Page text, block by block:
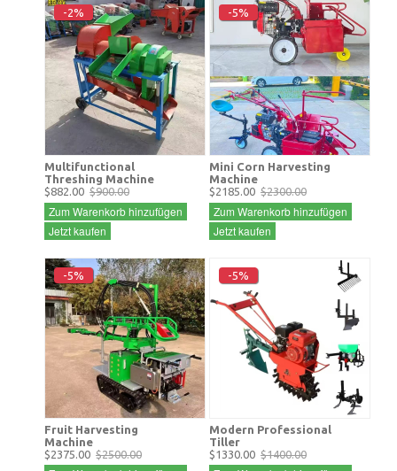
-2%
Multifunctional
Threshing Machine
$882.00 $900.00
Zum Warenkorb hinzufügen
Jetzt kaufen
-5%
Mini Corn Harvesting
Machine
$2185.00 $2300.00
Zum Warenkorb hinzufügen
Jetzt kaufen
-5%
Fruit Harvesting
Machine
$2375.00 $2500.00
-5%
Modern Professional
Tiller
$1330.00 $1400.00